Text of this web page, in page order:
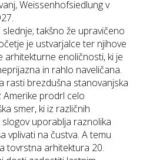
Weissenhofsiedlungv
takšno že upravičeno
je ustvarjalce ter njihove
arhitekturne enoličnosti, ki je
in rahlo naveličana.
rasti brezdušna stanovanjska
Amerike prodrl celo
smer, ki iz različnih
uporablja raznolika
vplivati na čustva. A temu
tovrstna arhitektura 20.